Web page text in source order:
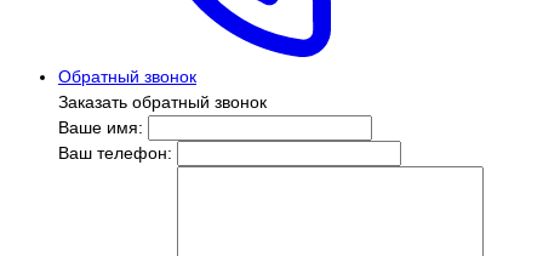
Обратный звонок
Заказать обратный звонок
Ваше имя:
Ваш телефон: